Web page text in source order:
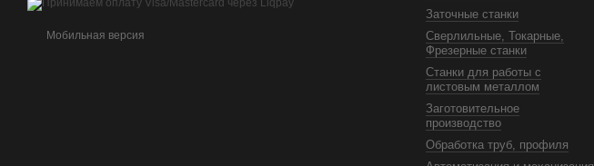
Мобильная версия
Заточные станки
Сверлильные, Токарные,
Фрезерные станки
Станки для работы с
листовым металлом
Заготовительное
производство
Обработка труб, профиля